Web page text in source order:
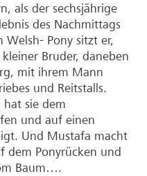
als der sechsjährige
des Nachmittags
Pony sitzt er,
Bruder, daneben
mit ihrem Mann
und Reitstalls.
sie dem
und auf einen
Und Mustafa macht
dem Ponyrücken und
Baum….